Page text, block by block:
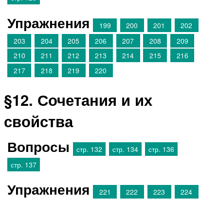
Упражнения 199 200 201
202
203
204 205 206 207 208
209
210
211 212 213 214 215
216
217
218 219 220
§12. Сочетания и их
свойства
Вопросы стр. 132 стр. 134
стр. 136
стр. 137
Упражнения 221 222 223
224